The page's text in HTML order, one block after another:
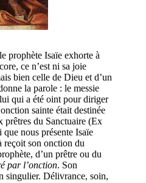
prophète Isaïe exhorte à
ce n’est ni sa joie
bien celle de Dieu et d’un
la parole : le messie
qui a été oint pour diriger
sainte était destinée
prêtres du Sanctuaire (Ex
nous présente Isaïe
reçoit son onction du
d’un prêtre ou du
par l’onction. Son
singulier. Délivrance, soin,